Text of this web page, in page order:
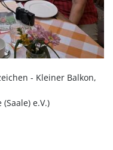
- Kleiner Balkon,
e.V.)